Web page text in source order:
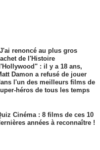
renoncé au plus gros
de l'Histoire
: il y a 18 ans,
Damon a refusé de jouer
l'un des meilleurs films de
héros de tous les temps
Cinéma : 8 films de ces 10
années à reconnaître !